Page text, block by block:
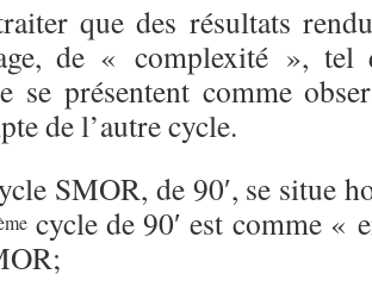
que des résultats
de « complexité »,
se présentent comme
de l’autre cycle.
SMOR, de 90′, se situe
cycle de 90′ est comme «